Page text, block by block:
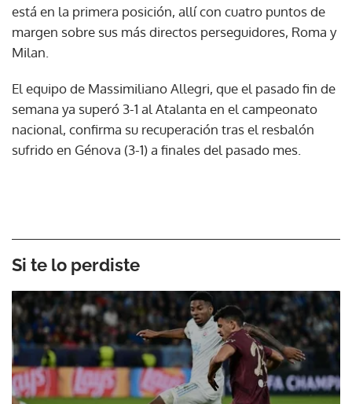
está en la primera posición, allí con cuatro puntos de
margen sobre sus más directos perseguidores, Roma y
Milan.
El equipo de Massimiliano Allegri, que el pasado fin de
semana ya superó 3-1 al Atalanta en el campeonato
nacional, confirma su recuperación tras el resbalón
sufrido en Génova (3-1) a finales del pasado mes.
Si te lo perdiste